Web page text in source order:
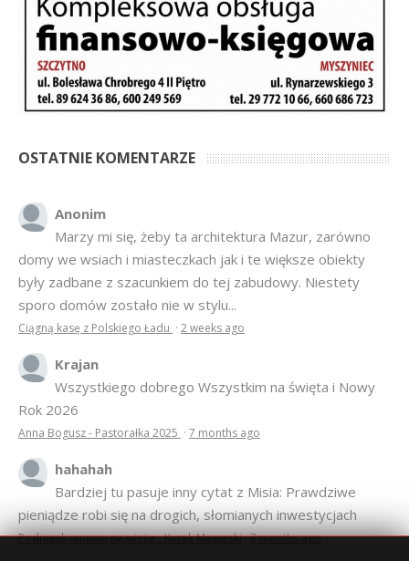
OSTATNIE KOMENTARZE
Anonim
Marzy mi się, żeby ta architektura Mazur, zarówno
domy we wsiach i miasteczkach jak i te większe obiekty
były zadbane z szacunkiem do tej zabudowy. Niestety
sporo domów zostało nie w stylu...
Ciągną kasę z Polskiego Ładu · 2 weeks ago
Krajan
Wszystkiego dobrego Wszystkim na święta i Nowy
Rok 2026
Anna Bogusz - Pastorałka 2025 · 7 months ago
hahahah
Bardziej tu pasuje inny cytat z Misia: Prawdziwe
pieniądze robi się na drogich, słomianych inwestycjach
Podpisali umowę na wieżę - Kurek Mazurski·7 months ago